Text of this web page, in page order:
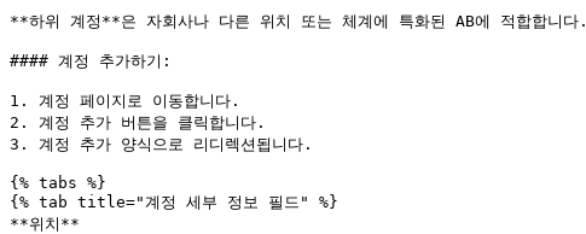
**하위 계정**은 자회사나 다른 위치 또는 체계에 특화된 AB에 적합합니다.
#### 계정 추가하기:
1. 계정 페이지로 이동합니다.
2. 계정 추가 버튼을 클릭합니다.
3. 계정 추가 양식으로 리디렉션됩니다.
{% tabs %}
{% tab title="계정 세부 정보 필드" %}
**위치**